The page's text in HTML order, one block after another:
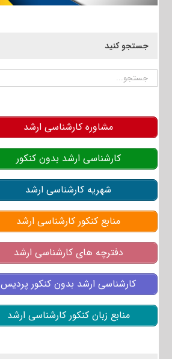
جستجو کنید
جستجو
مشاوره کارشناسی ارشد
کارشناسی ارشد بدون کنکور
شهریه کارشناسی ارشد
منابع کنکور کارشناسی ارشد
دفترچه های کارشناسی ارشد
کارشناسی ارشد بدون کنکور پردیس
منابع زبان کنکور کارشناسی ارشد